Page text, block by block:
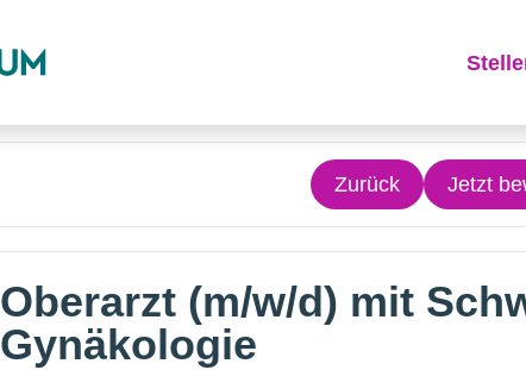
Zurück Jetzt
Oberarzt (m/w/d) mit
Gynäkologie